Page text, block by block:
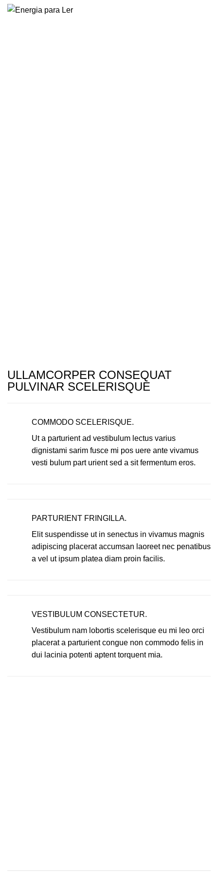
ULLAMCORPER CONSEQUAT
PULVINAR SCELERISQUE
COMMODO SCELERISQUE.
Ut a parturient ad vestibulum lectus varius
dignistami sarim fusce mi pos uere ante vivamus
vesti bulum part urient sed a sit fermentum eros.
PARTURIENT FRINGILLA.
Elit suspendisse ut in senectus in vivamus magnis
adipiscing placerat accumsan laoreet nec penatibus
a vel ut ipsum platea diam proin facilis.
VESTIBULUM CONSECTETUR.
Vestibulum nam lobortis scelerisque eu mi leo orci
placerat a parturient congue non commodo felis in
dui lacinia potenti aptent torquent mia.